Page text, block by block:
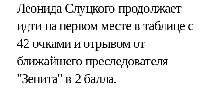
Леонида Слуцкого продолжает
идти на первом месте в таблице с
42 очками и отрывом от
ближайшего преследователя
"Зенита" в 2 балла.